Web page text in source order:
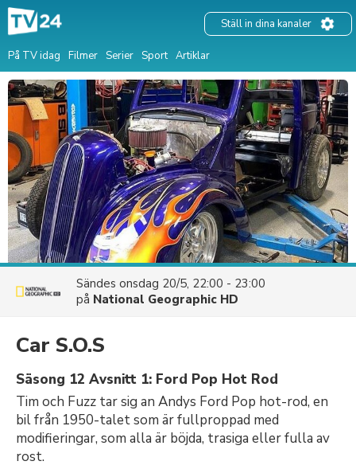
På TV idag Filmer Serier Sport Artiklar
Ställ in dina kanaler
Sändes onsdag 20/5, 22:00 - 23:00
på National Geographic HD
Car S.O.S
Säsong 12 Avsnitt 1: Ford Pop Hot Rod
Tim och Fuzz tar sig an Andys Ford Pop hot-rod, en
bil från 1950-talet som är fullproppad med
modifieringar, som alla är böjda, trasiga eller fulla av
rost.